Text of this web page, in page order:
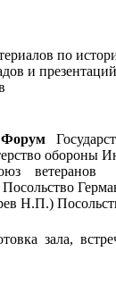
по
и
Форум
обороны
Союз
Н.П.)
зала,